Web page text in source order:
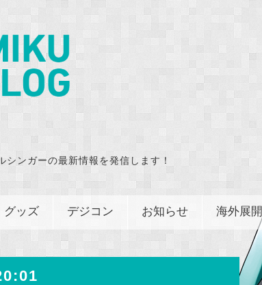
ンガーの最新情報を発信します！
グッズ デジコン お知らせ 海外展開